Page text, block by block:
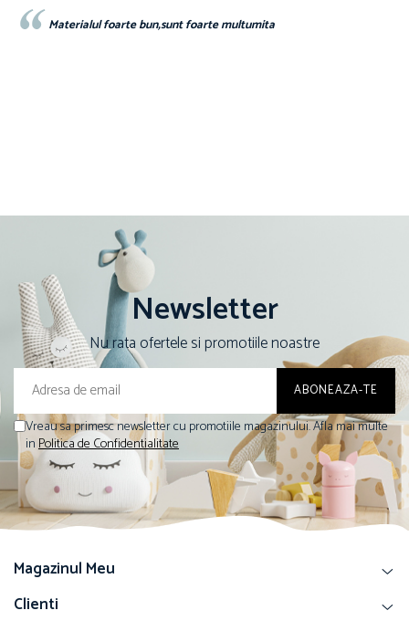
foarte multumita Foarte buna calitate
Newsletter
Nu rata ofertele si promotiile noastre
Vreau sa primesc newsletter cu promotiile magazinului. Afla mai multe
inPolitica de Confidentialitate
Magazinul Meu
Clienti